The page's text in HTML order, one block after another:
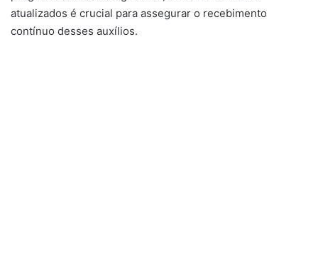
atualizados é crucial para assegurar o recebimento
contínuo desses auxílios.